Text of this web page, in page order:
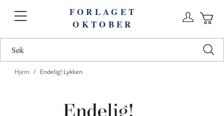
Toggle
FORLAGET
OKTOBER
Hjem Endelig! Lykken